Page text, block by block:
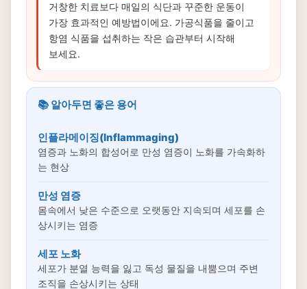
거창한 치료보다 매일의 식단과 꾸준한 운동이
가장 효과적인 예방법이에요. 가공식품을 줄이고
항염 식품을 섭취하는 작은 습관부터 시작해
보세요.
📚 알아두면 좋은 용어
인플라메이징(Inflammaging)
염증과 노화의 합성어로 만성 염증이 노화를 가속화하
는 현상
만성 염증
몸속에서 낮은 수준으로 오랫동안 지속되며 세포를 손
상시키는 염증
세포 노화
세포가 분열 능력을 잃고 독성 물질을 내뿜으며 주변
조직을 손상시키는 상태